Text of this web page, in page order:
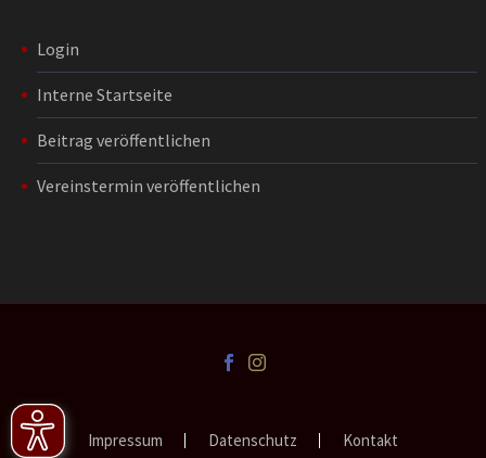
Login
Interne Startseite
Beitrag veröffentlichen
Vereinstermin veröffentlichen
Impressum Datenschutz Kontakt